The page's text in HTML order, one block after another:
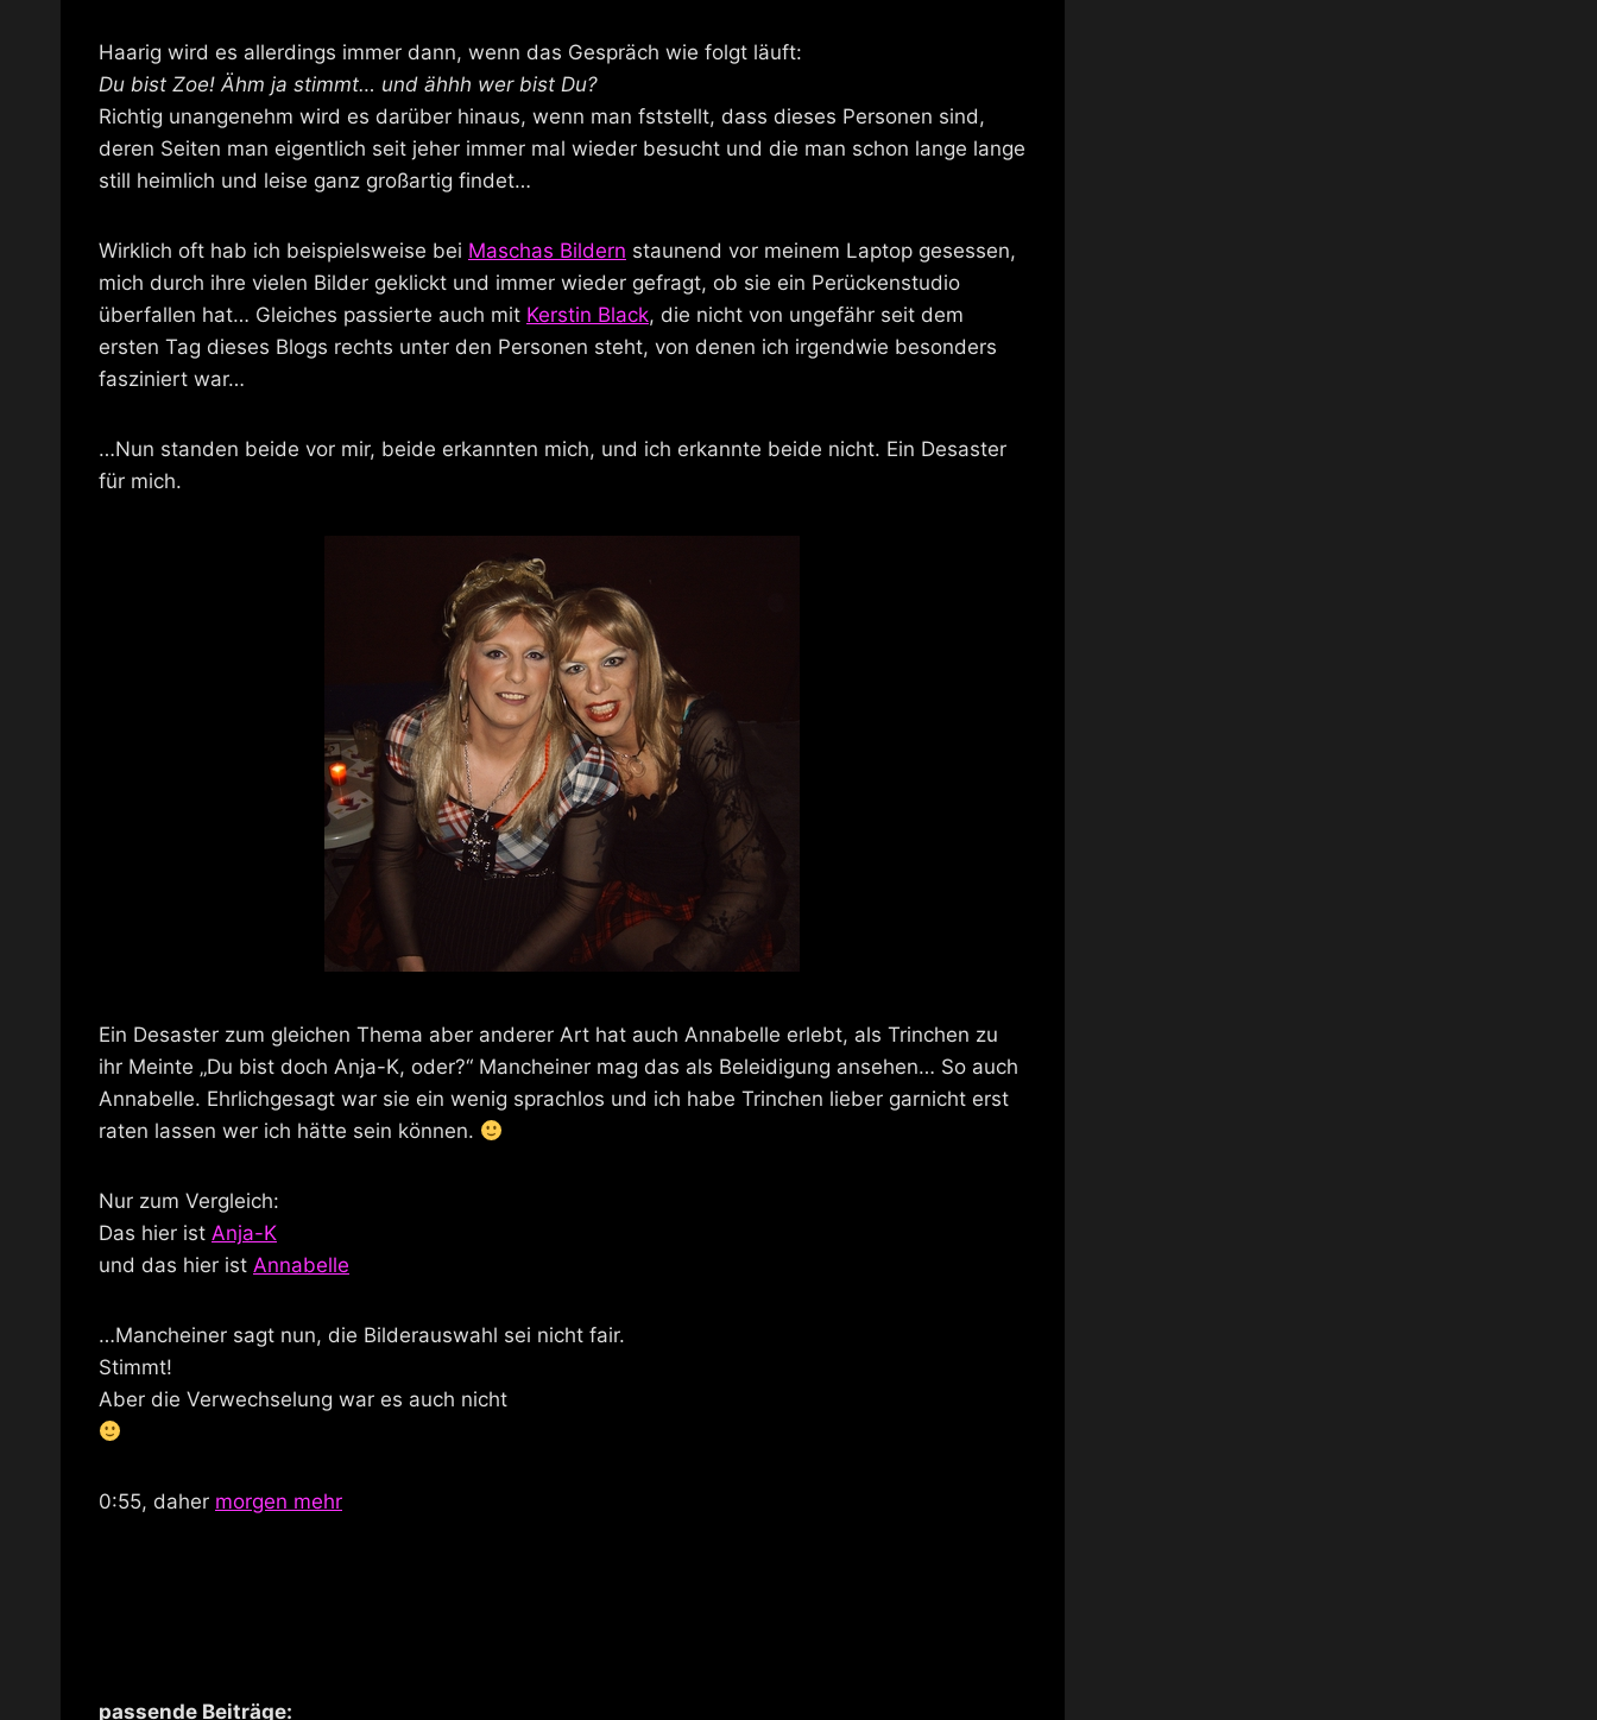
Haarig wird es allerdings immer dann, wenn das Gespräch wie folgt läuft:
Du bist Zoe! Ähm ja stimmt… und ähhh wer bist Du?
Richtig unangenehm wird es darüber hinaus, wenn man fststellt, dass dieses Personen sind,
deren Seiten man eigentlich seit jeher immer mal wieder besucht und die man schon lange lange
still heimlich und leise ganz großartig findet…
Wirklich oft hab ich beispielsweise bei Maschas Bildern staunend vor meinem Laptop gesessen,
mich durch ihre vielen Bilder geklickt und immer wieder gefragt, ob sie ein Perückenstudio
überfallen hat… Gleiches passierte auch mit Kerstin Black, die nicht von ungefähr seit dem
ersten Tag dieses Blogs rechts unter den Personen steht, von denen ich irgendwie besonders
fasziniert war…
…Nun standen beide vor mir, beide erkannten mich, und ich erkannte beide nicht. Ein Desaster
für mich.
Ein Desaster zum gleichen Thema aber anderer Art hat auch Annabelle erlebt, als Trinchen zu
ihr Meinte „Du bist doch Anja-K, oder?“ Mancheiner mag das als Beleidigung ansehen… So auch
Annabelle. Ehrlichgesagt war sie ein wenig sprachlos und ich habe Trinchen lieber garnicht erst
raten lassen wer ich hätte sein können.
Nur zum Vergleich:
Das hier ist Anja-K
und das hier ist Annabelle
…Mancheiner sagt nun, die Bilderauswahl sei nicht fair.
Stimmt!
Aber die Verwechselung war es auch nicht
0:55, daher morgen mehr
passende Beiträge: